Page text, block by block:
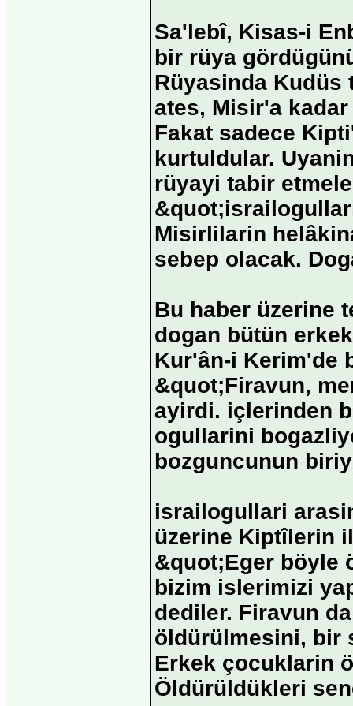
Sa'lebî, Kisas-i
bir rüya
Rüyasinda Kudüs
ates, Misir'a
Fakat sadece
kurtuldular.
rüyayi tabir
Misirlilarin
sebep olacak.
Bu haber üzerine
dogan bütün
Kur'ân-i Kerim'de
&quot;Firavun,
ayirdi. içlerinden
ogullarini
bozguncunun
israilogullari
üzerine Kiptîlerin
&quot;Eger böyle
bizim islerimizi
dediler. Firavun
öldürülmesini, bir
Erkek çocuklarin
Öldürüldükleri